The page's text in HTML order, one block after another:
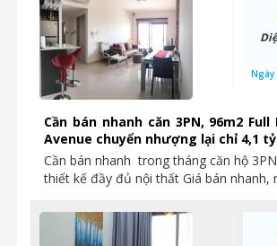
Cần bán nhanh căn 3PN, 96m2 Full
Avenue chuyển nhượng lại chỉ 4,1 tỷ
Cần bán nhanh trong tháng căn hộ
thiết kế đầy đủ nội thất Giá bán nhanh,
Ngày